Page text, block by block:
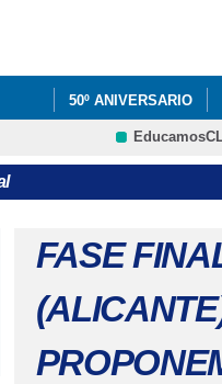
50º ANIVERSARIO
PROYECTOS
TALLER
FASE